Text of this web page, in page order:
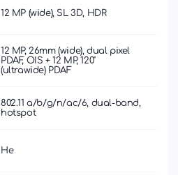
12 MP (wide), SL 3D, HDR
12 MP, 26mm (wide), dual pixel
PDAF, OIS + 12 MP, 120˚
(ultrawide) PDAF
802.11 a/b/g/n/ac/6, dual-band,
hotspot
Не